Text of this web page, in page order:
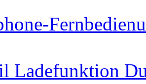
Ladefunktion